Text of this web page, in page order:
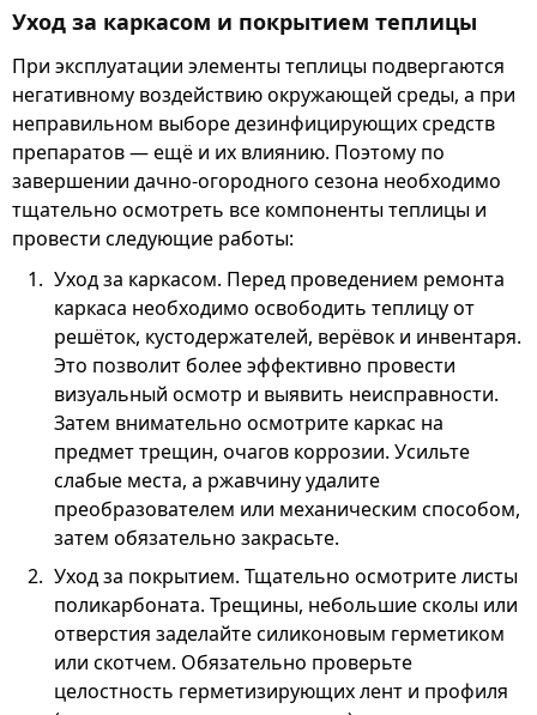
Уход за каркасом и покрытием теплицы
При эксплуатации элементы теплицы подвергаются
негативному воздействию окружающей среды, а при
неправильном выборе дезинфицирующих средств
препаратов — ещё и их влиянию. Поэтому по
завершении дачно-огородного сезона необходимо
тщательно осмотреть все компоненты теплицы и
провести следующие работы:
Уход за каркасом. Перед проведением ремонта
каркаса необходимо освободить теплицу от
решёток, кустодержателей, верёвок и инвентаря.
Это позволит более эффективно провести
визуальный осмотр и выявить неисправности.
Затем внимательно осмотрите каркас на
предмет трещин, очагов коррозии. Усильте
слабые места, а ржавчину удалите
преобразователем или механическим способом,
затем обязательно закрасьте.
Уход за покрытием. Тщательно осмотрите листы
поликарбоната. Трещины, небольшие сколы или
отверстия заделайте силиконовым герметиком
или скотчем. Обязательно проверьте
целостность герметизирующих лент и профиля